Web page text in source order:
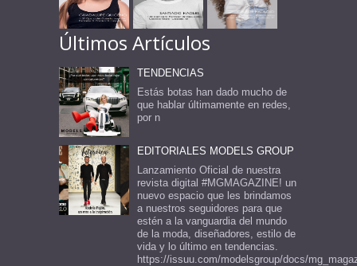
Últimos Artículos
TENDENCIAS
Estás botas han dado mucho de
que hablar últimamente en redes,
por n
EDITORIALES MODELS GROUP
Lanzamiento Oficial de nuestra
revista digital #MGMAGAZINE! un
nuevo espacio que les brindamos
a nuestros seguidores para que
estén a la vanguardia del mundo
de la moda, diseñadores, estilo de
vida y lo último en tendencias.
https://issuu.com/modelsgroup/docs/